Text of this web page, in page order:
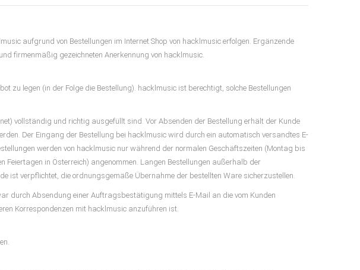
aufgrund von Bestellungen im Internet Shop von hacklmusic erfolgen. Ergänzende
firmenmäßig gezeichneten Anerkennung von hacklmusic.
zu legen (in der Folge die Bestellung). hacklmusic ist berechtigt, solche Bestellungen
vollständig und richtig ausgefüllt sind. Vor Absenden der Bestellung erhält der Kunde
Der Eingang der Bestellung bei hacklmusic wird durch ein automatisch versandtes E-
werden von hacklmusic nur während der normalen Geschäftszeiten (Montag bis
Feiertagen in Österreich) angenommen. Langen Bestellungen außerhalb der
ist verpflichtet, die ordnungsgemäße Übernahme der bestellten Ware sicherzustellen.
durch Absendung einer Auftragsbestätigung mittels E-Mail an die vom Kunden
Korrespondenzen mit hacklmusic anzuführen ist.